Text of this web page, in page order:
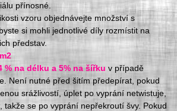
přínosné.
vzoru objednávejte množství s
si mohli jednotlivé díly rozmístit na
představ.
% na délku a 5% na šířku v případě
Není nutné před šitím předepírat, pokud
srážlivostí, úplet po vyprání netwistuje,
takže se po vyprání nepřekroutí švy. Pokud